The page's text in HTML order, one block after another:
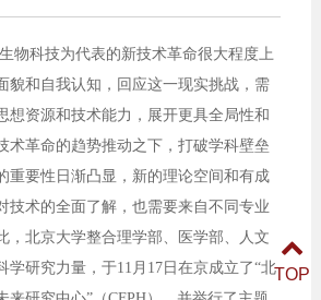
科技为代表的新技术革命很大程度上
貌和自我认知，回应这一现实挑战，需
想资源和技术能力，展开更具全局性和
术革命的趋势推动之下，打破学科壁垒
重要性日渐凸显，新的理论空间和有成
技术的全面了解，也需要来自不同专业
，北京大学整合理学部、医学部、人文
学研究力量，于11月17日在京成立了“北TOP